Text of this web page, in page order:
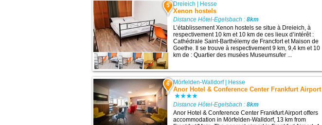
5 Dreieich Hesse
Xenon hostels
Distance Hôtel-Egelsbach :8km
L’établissement Xenon hostels se situe à Dreieich, à
respectivement 10 km et 10 km de ces lieux d’intérêt :
Cathédrale Saint-Barthélemy de Francfort et Maison de
Goethe. Il se trouve à respectivement 9 km, 9,4 km et 10
km de : Quartier des musées Museumsufer ...
6 Mörfelden-Walldorf| Hesse
Anor Hotel & Conference Center Frankfurt Airport
Distance Hôtel-Egelsbach :8km
Anor Hotel & Conference Center Frankfurt Airport offers
accommodation in Mörfelden-Walldorf, 13 km from